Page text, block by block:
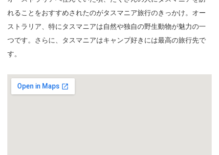
れることをおすすめされたのがタスマニア旅行のきっかけ。オー
ストラリア、特にタスマニアは自然や独自の野生動物が魅力の一
つです。さらに、タスマニアはキャンプ好きには最高の旅行先で
す。